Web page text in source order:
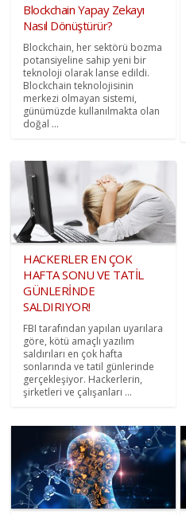
Blockchain Yapay Zekayı
Nasıl Dönüştürür?
Blockchain, her sektörü bozma
potansiyeline sahip yeni bir
teknoloji olarak lanse edildi.
Blockchain teknolojisinin
merkezi olmayan sistemi,
günümüzde kullanılmakta olan
doğal ...
HACKERLER EN ÇOK
HAFTA SONU VE TATİL
GÜNLERİNDE
SALDIRIYOR!
FBI tarafından yapılan uyarılara
göre, kötü amaçlı yazılım
saldırıları en çok hafta
sonlarında ve tatil günlerinde
gerçekleşiyor. Hackerlerin,
şirketleri ve çalışanları ...